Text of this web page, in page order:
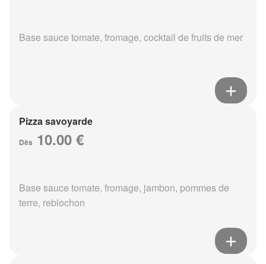
Base sauce tomate, fromage, cocktail de fruits de mer
Pizza savoyarde
Dès 10.00 €
Base sauce tomate, fromage, jambon, pommes de
terre, reblochon